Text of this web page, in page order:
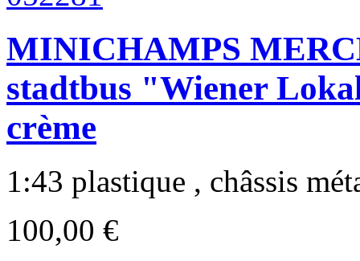
MINICHAMPS
stadtbus "Wiener
crème
1:43 plastique , châssis
100,00 €